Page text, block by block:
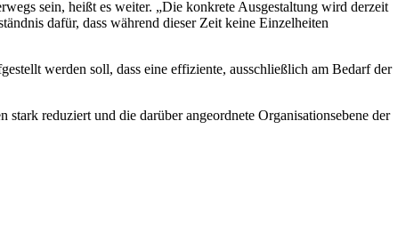
sein, heißt es weiter. „Die konkrete Ausgestaltung wird derzeit
dafür, dass während dieser Zeit keine Einzelheiten
werden soll, dass eine effiziente, ausschließlich am Bedarf der
reduziert und die darüber angeordnete Organisationsebene der